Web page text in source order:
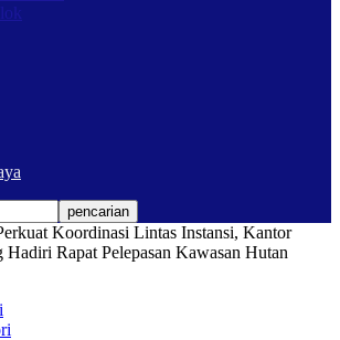
Koordinasi Lintas Instansi, Kantor
Hadiri Rapat Pelepasan Kawasan Hutan